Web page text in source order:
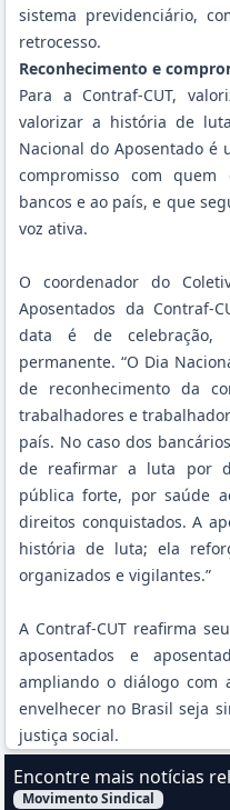
sistema previdenciário,
retrocesso.
Reconhecimento e
Para a Contraf-CUT,
valorizar a história de
Nacional do Aposentado
compromisso com
bancos e ao país, e que
voz ativa.
O coordenador do
Aposentados da Contraf-
data é de celebração,
permanente. “O Dia
de reconhecimento da
trabalhadores e
país. No caso dos
de reafirmar a luta por
pública forte, por saúde
direitos conquistados. A
história de luta; ela
organizados e vigilantes.”
A Contraf-CUT reafirma
aposentados e
ampliando o diálogo com
envelhecer no Brasil seja
justiça social.
Encontre mais notícias
Filtrar Notícias pelo
Movimento Sindical